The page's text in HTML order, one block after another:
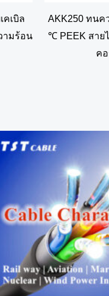
คเบิล
ามร้อน
AKK250 ทน
℃ PEEK สาย
คอ